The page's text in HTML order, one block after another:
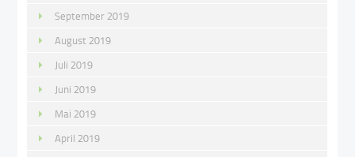
September 2019
August 2019
Juli 2019
Juni 2019
Mai 2019
April 2019